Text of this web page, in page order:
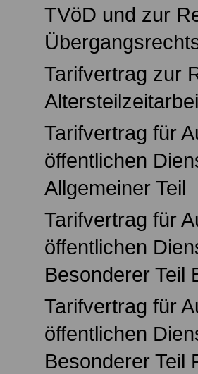
TVöD und zur
Tarifvertrag zur
Tarifvertrag für
öffentlichen
Allgemeiner Teil
Tarifvertrag für
öffentlichen
Besonderer Teil
Tarifvertrag für
öffentlichen
Besonderer Teil